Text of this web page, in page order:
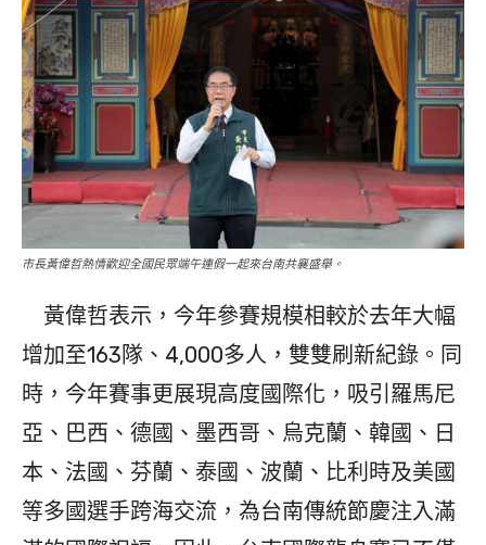
市長黃偉哲熱情歡迎全國民眾端午連假一起來台南共襄盛舉。
黃偉哲表示，今年參賽規模相較於去年大幅
增加至163隊、4,000多人，雙雙刷新紀錄。同
時，今年賽事更展現高度國際化，吸引羅馬尼
亞、巴西、德國、墨西哥、烏克蘭、韓國、日
本、法國、芬蘭、泰國、波蘭、比利時及美國
等多國選手跨海交流，為台南傳統節慶注入滿